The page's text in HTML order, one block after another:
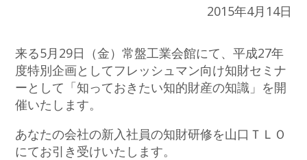
2015年4月14日
来る5月29日（金）常盤工業会館にて、平成27年
度特別企画としてフレッシュマン向け知財セミナ
ーとして「知っておきたい知的財産の知識」を開
催いたします。
あなたの会社の新入社員の知財研修を山口ＴＬＯ
にてお引き受けいたします。